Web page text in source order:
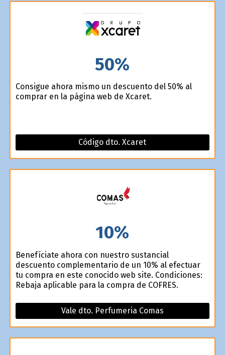
50%
Consigue ahora mismo un descuento del 50% al
comprar en la página web de Xcaret.
Código dto. Xcaret
10%
Benefíciate ahora con nuestro sustancial
descuento complementario de un 10% al efectuar
tu compra en este conocido web site. Condiciones:
Rebaja aplicable para la compra de COFRES.
Vale dto. Perfumeria Comas